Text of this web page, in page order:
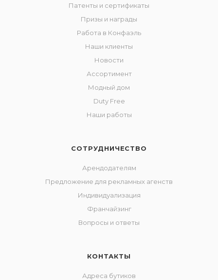
Патенты и сертификаты
Призы и награды
Работа в Конфаэль
Наши клиенты
Новости
Ассортимент
Модный дом
Duty Free
Наши работы
СОТРУДНИЧЕСТВО
Арендодателям
Предложение для рекламных агенств
Индивидуализация
Франчайзинг
Вопросы и ответы
КОНТАКТЫ
Адреса бутиков